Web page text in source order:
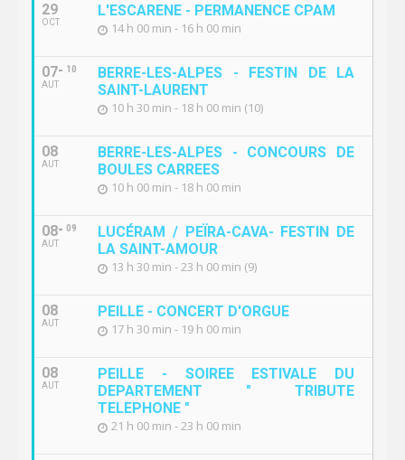
29
OCT
L'ESCARENE - PERMANENCE CPAM
14 h 00 min - 16 h 00 min
07
AUT
10
BERRE-LES-ALPES - FESTIN DE LA
SAINT-LAURENT
10 h 30 min - 18 h 00 min (10)
08
AUT
BERRE-LES-ALPES - CONCOURS DE
BOULES CARREES
10 h 00 min - 18 h 00 min
08
AUT
09
LUCÉRAM / PEÏRA-CAVA- FESTIN DE
LA SAINT-AMOUR
13 h 30 min - 23 h 00 min (9)
08
AUT
PEILLE - CONCERT D'ORGUE
17 h 30 min - 19 h 00 min
08
AUT
PEILLE - SOIREE ESTIVALE DU
DEPARTEMENT " TRIBUTE
TELEPHONE "
21 h 00 min - 23 h 00 min